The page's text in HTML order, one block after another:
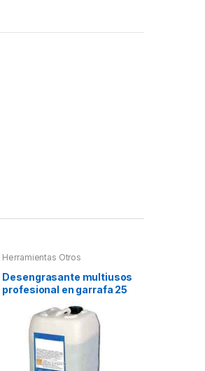
Herramientas Otros
Desengrasante multiusos
profesional en garrafa 25